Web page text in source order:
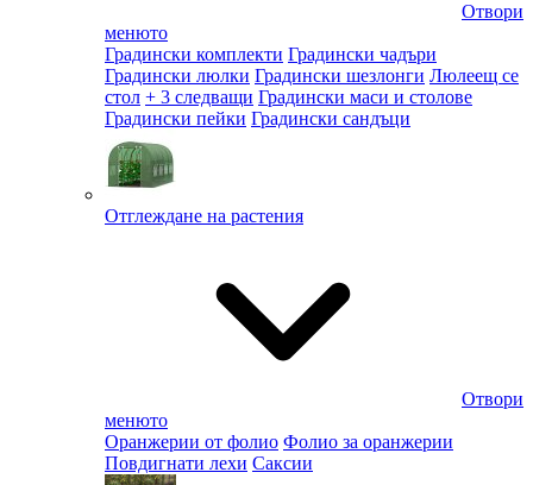
Отвори
менюто
Градински комплекти Градински чадъри
Градински люлки Градински шезлонги Люлеещ се
стол + 3 следващи Градински маси и столове
Градински пейки Градински сандъци
Отглеждане на растения
Отвори
менюто
Оранжерии от фолио Фолио за оранжерии
Повдигнати лехи Саксии